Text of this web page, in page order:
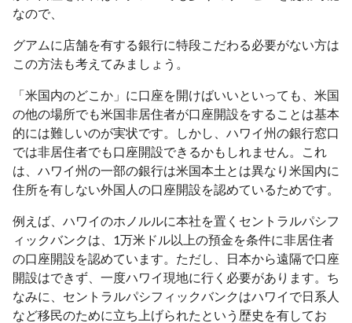
なので、
グアムに店舗を有する銀行に特段こだわる必要がない方は
この方法も考えてみましょう。
「米国内のどこか」に口座を開けばいいといっても、米国
の他の場所でも米国非居住者が口座開設をすることは基本
的には難しいのが実状です。しかし、ハワイ州の銀行窓口
では非居住者でも口座開設できるかもしれません。これ
は、ハワイ州の一部の銀行は米国本土とは異なり米国内に
住所を有しない外国人の口座開設を認めているためです。
例えば、ハワイのホノルルに本社を置くセントラルパシフ
ィックバンクは、1万米ドル以上の預金を条件に非居住者
の口座開設を認めています。ただし、日本から遠隔で口座
開設はできず、一度ハワイ現地に行く必要があります。ち
なみに、セントラルパシフィックバンクはハワイで日系人
など移民のために立ち上げられたという歴史を有してお